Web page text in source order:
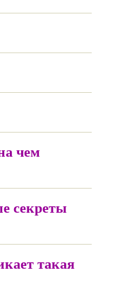
чем
секреты
такая